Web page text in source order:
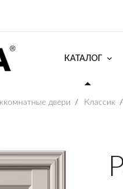
КАТАЛОГ
двери / Классик /